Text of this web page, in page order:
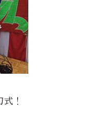
！